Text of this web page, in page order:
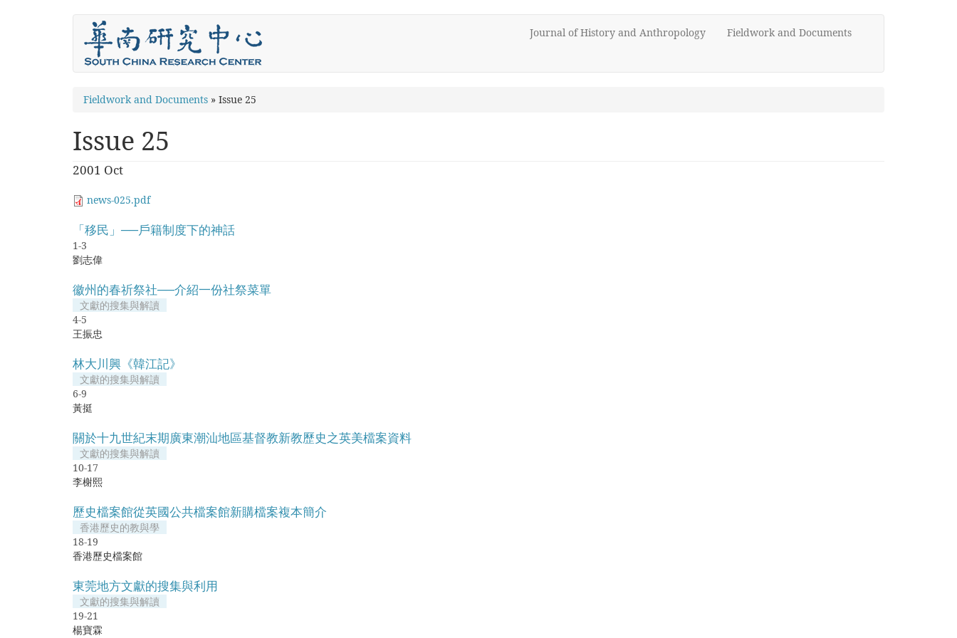
Journal of History and Anthropology Fieldwork and Documents
You
here
Fieldwork and Documents » Issue 25
Issue 25
2001 Oct
news-025.pdf
「移民」──戶籍制度下的神話
1-3
劉志偉
徽州的春祈祭社──介紹一份社祭菜單
文獻的搜集與解讀
4-5
王振忠
林大川興《韓江記》
文獻的搜集與解讀
6-9
黃挺
關於十九世紀末期廣東潮汕地區基督教新教歷史之英美檔案資料
文獻的搜集與解讀
10-17
李榭熙
歷史檔案館從英國公共檔案館新購檔案複本簡介
香港歷史的教與學
18-19
香港歷史檔案館
東莞地方文獻的搜集與利用
文獻的搜集與解讀
19-21
楊寶霖